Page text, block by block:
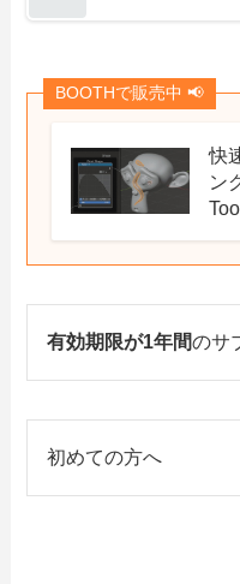
BOOTHで販売中 📢
快
ン
有効期限が1年間のサ
初めての方へ